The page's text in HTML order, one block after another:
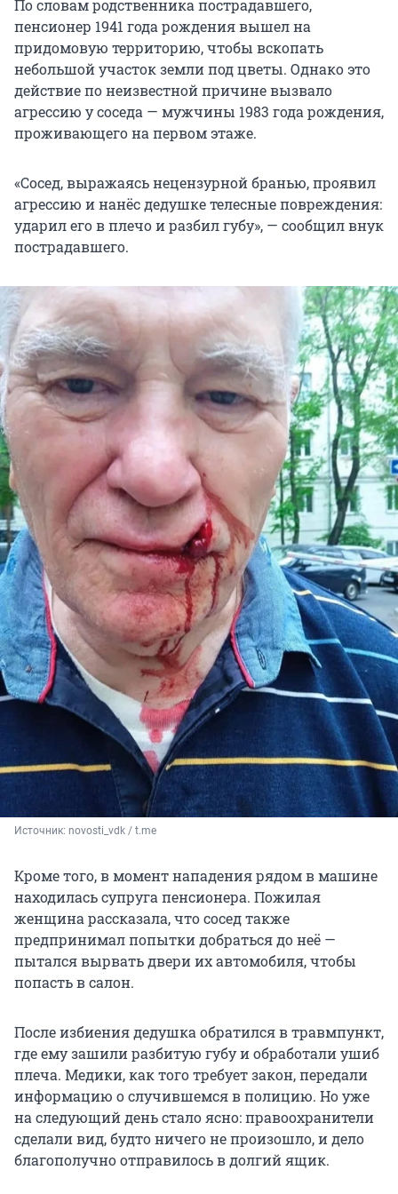
По словам родственника пострадавшего,
пенсионер 1941 года рождения вышел на
придомовую территорию, чтобы вскопать
небольшой участок земли под цветы. Однако это
действие по неизвестной причине вызвало
агрессию у соседа — мужчины 1983 года рождения,
проживающего на первом этаже.
«Сосед, выражаясь нецензурной бранью, проявил
агрессию и нанёс дедушке телесные повреждения:
ударил его в плечо и разбил губу», — сообщил внук
пострадавшего.
Источник: novosti_vdk / t.me
Кроме того, в момент нападения рядом в машине
находилась супруга пенсионера. Пожилая
женщина рассказала, что сосед также
предпринимал попытки добраться до неё —
пытался вырвать двери их автомобиля, чтобы
попасть в салон.
После избиения дедушка обратился в травмпункт,
где ему зашили разбитую губу и обработали ушиб
плеча. Медики, как того требует закон, передали
информацию о случившемся в полицию. Но уже
на следующий день стало ясно: правоохранители
сделали вид, будто ничего не произошло, и дело
благополучно отправилось в долгий ящик.